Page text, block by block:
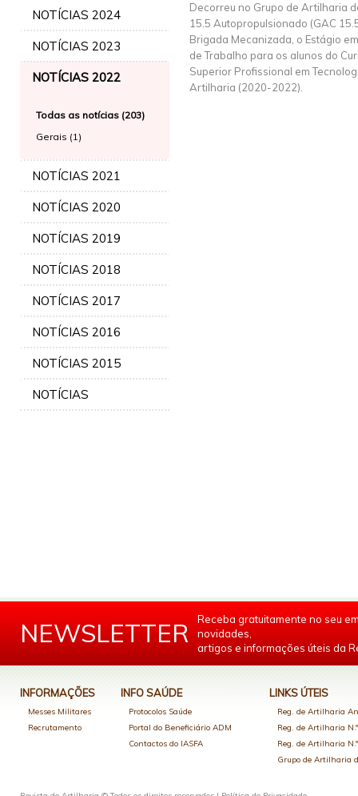
NOTÍCIAS 2024
NOTÍCIAS 2023
NOTÍCIAS 2022
Todas as notícias (203)
Gerais (1)
NOTÍCIAS 2021
NOTÍCIAS 2020
NOTÍCIAS 2019
NOTÍCIAS 2018
NOTÍCIAS 2017
NOTÍCIAS 2016
NOTÍCIAS 2015
NOTÍCIAS
Decorreu no Grupo de Artilharia
15.5 Autopropulsionado (GAC
Brigada Mecanizada, o Estágio
de Trabalho para os alunos do
Superior Profissional em
Artilharia (2020-2022).
NEWSLETTER
Receba gratuitamente no seu
novidades,
artigos e informações úteis da
INFORMAÇÕES
Messes Militares
Recrutamento
INFO SAÚDE
Protocolos Saúde
Portal do Beneficiário ADM
Contactos do IASFA
LINKS ÚTEIS
Reg. de Artilharia
Reg. de Artilharia
Reg. de Artilharia
Grupo de Artilharia